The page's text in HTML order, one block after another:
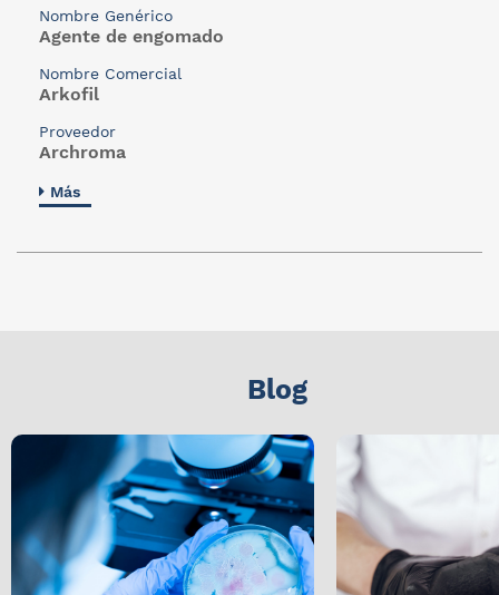
Nombre Genérico
Agente de engomado
Nombre Comercial
Arkofil
Proveedor
Archroma
Más
Blog